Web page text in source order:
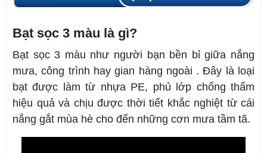
Bạt sọc 3 màu là gì?
Bạt sọc 3 màu như người bạn bền bỉ giữa nắng
mưa, công trình hay gian hàng ngoài . Đây là loại
bạt được làm từ nhựa PE, phủ lớp chống thấm
hiệu quả và chịu được thời tiết khắc nghiệt từ cái
nắng gắt mùa hè cho đến những cơn mưa tầm tã.